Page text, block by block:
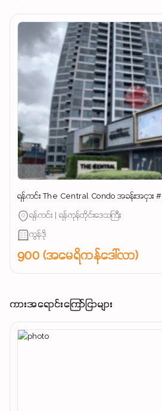
ရန်ကင်း The Central Condo အခန်းအငှား #
ရန်ကင်း | ရန်ကုန်တိုင်းဒေသကြီး
ကွန်ဒို
900 (အမေရိကန်ဒေါ်လာ)
ကားအရောင်းကြော်ငြာများ